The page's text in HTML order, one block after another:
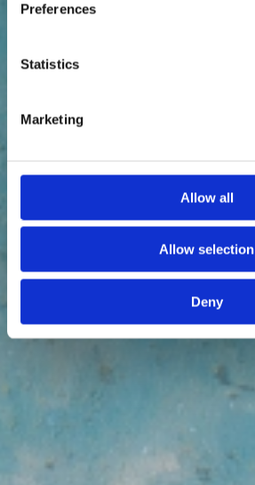
Preferences
Statistics
Marketing
Allow all
Allow selection
Deny